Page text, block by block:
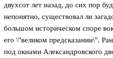
двухсот лет назад, до сих пор
непонятно, существовал ли
большом историческом споре
его \"великом предсказании\".
под окнами Александровского